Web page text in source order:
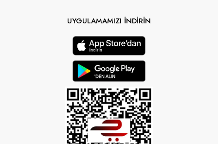
UYGULAMAMIZI İNDİRİN